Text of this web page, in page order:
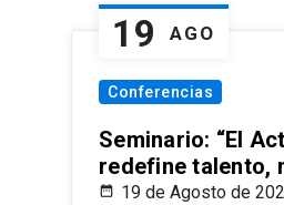
19 AGO
Conferencias
Seminario: “El
redefine talento,
19 de Agosto de